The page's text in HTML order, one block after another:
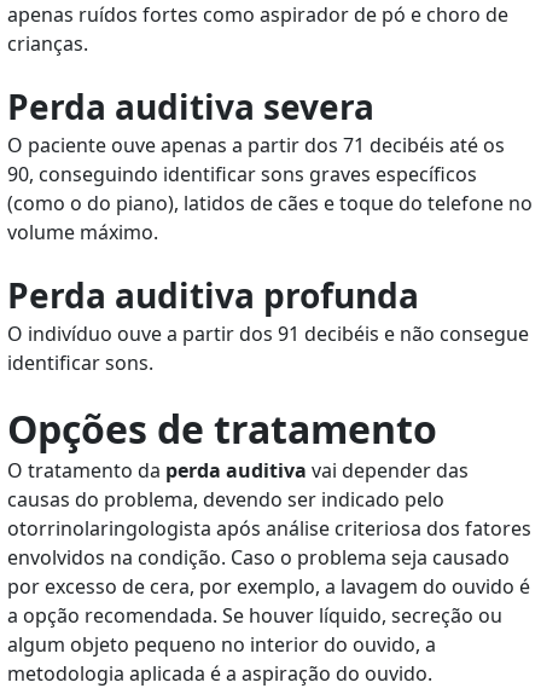
apenas ruídos fortes como aspirador de pó e choro de
crianças.
Perda auditiva severa
O paciente ouve apenas a partir dos 71 decibéis até os
90, conseguindo identificar sons graves específicos
(como o do piano), latidos de cães e toque do telefone no
volume máximo.
Perda auditiva profunda
O indivíduo ouve a partir dos 91 decibéis e não consegue
identificar sons.
Opções de tratamento
O tratamento da perda auditiva vai depender das
causas do problema, devendo ser indicado pelo
otorrinolaringologista após análise criteriosa dos fatores
envolvidos na condição. Caso o problema seja causado
por excesso de cera, por exemplo, a lavagem do ouvido é
a opção recomendada. Se houver líquido, secreção ou
algum objeto pequeno no interior do ouvido, a
metodologia aplicada é a aspiração do ouvido.